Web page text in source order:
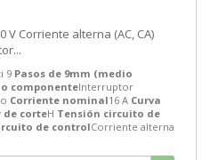
9 Pasos de 9mm (medio
componenteInterruptor
Corriente nominal16 A Curva
de corteH Tensión circuito de
de controlCorriente alterna